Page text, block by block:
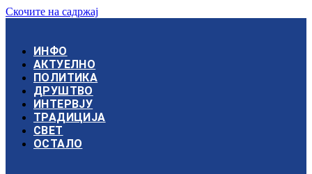
Скочите на садржај
ИНФО
АКТУЕЛНО
ПОЛИТИКА
ДРУШТВО
ИНТЕРВЈУ
ТРАДИЦИЈА
СВЕТ
ОСТАЛО